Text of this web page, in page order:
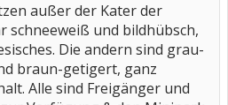
außer der Kater der
schneeweiß und bildhübsch,
Die andern sind grau-
braun-getigert, ganz
Alle sind Freigänger und